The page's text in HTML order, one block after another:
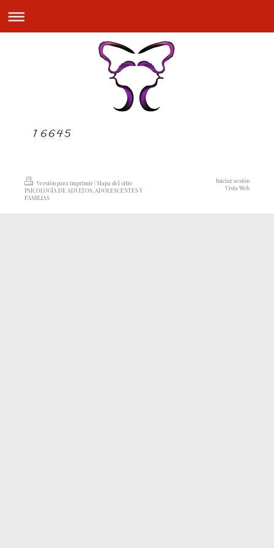
Versión para imprimir| Mapa del sitio
PSICOLOGÍA DE ADULTOS, ADOLESCENTES Y
FAMILIAS
Iniciar sesión
Vista Web